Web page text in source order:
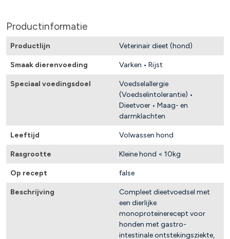
Productinformatie
Productlijn Veterinair dieet (hond)
Smaak dierenvoeding Varken • Rijst
Speciaal voedingsdoel
Voedselallergie
(Voedselintolerantie) •
Dieetvoer • Maag- en
darmklachten
Leeftijd Volwassen hond
Rasgrootte Kleine hond < 10kg
Op recept false
Beschrijving
Compleet dieetvoedsel met
een dierlijke
monoproteïnerecept voor
honden met gastro-
intestinale ontstekingsziekte,